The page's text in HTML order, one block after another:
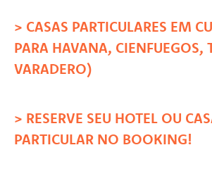
> CASAS PARTICULARES EM
PARA HAVANA, CIENFUEGOS,
VARADERO)
> RESERVE SEU HOTEL OU
PARTICULAR NO BOOKING!